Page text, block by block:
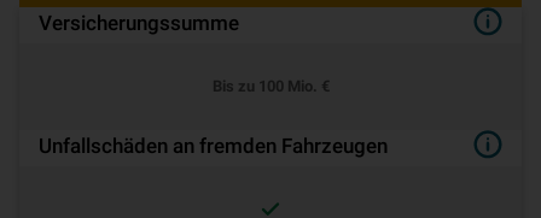
Versicherungssumme
Bis zu 100 Mio. €
Unfallschäden an fremden Fahrzeugen